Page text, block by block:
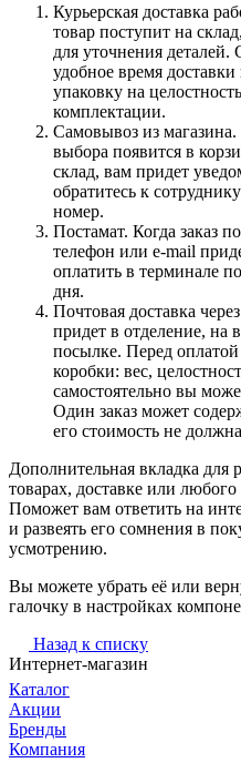
Курьерская доставка
товар поступит на
для уточнения
удобное время
упаковку на
комплектации.
Самовывоз из
выбора появится в
склад, вам придет
обратитесь к
номер.
Постамат. Когда заказ
телефон или e-mail
оплатить в терминале
дня.
Почтовая доставка
придет в отделение, на
посылке. Перед
коробки: вес,
самостоятельно вы
Один заказ может
его стоимость не
Дополнительная вкладка
товарах, доставке или
Поможет вам ответить на
и развеять его сомнения в
усмотрению.
Вы можете убрать её или
галочку в настройках
Назад к списку
Интернет-магазин
Каталог
Акции
Бренды
Компания